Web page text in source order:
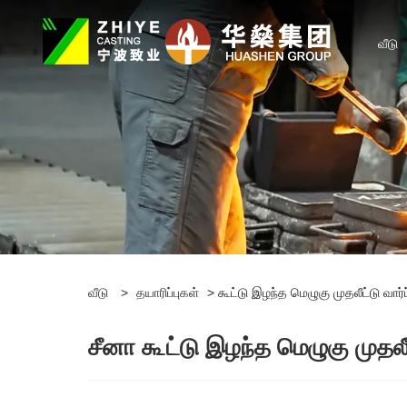
வீடு
வீடு > தயாரிப்புகள் > கூட்டு இழந்த மெழுகு முதலீட்டு
சீனா கூட்டு இழந்த மெழுகு